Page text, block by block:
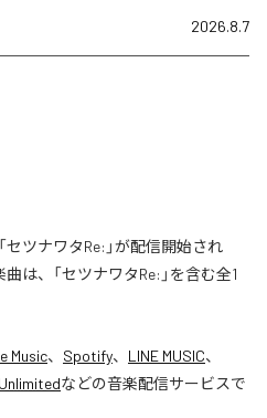
2026.8.7
セツナワタRe:」が配信開始され
は、「セツナワタRe:」を含む全1
Music、 Spotify、 LINE MUSIC、
などの音楽配信サービスで